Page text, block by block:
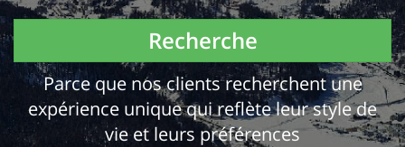
Recherche
Parce que nos clients recherchent une
expérience unique qui reflète leur style de
vie et leurs préférences